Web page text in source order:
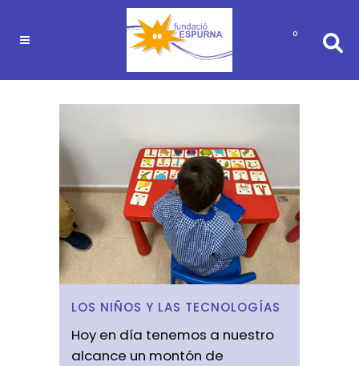
0
LOS NIÑOS Y LAS TECNOLOGÍAS
Hoy en día tenemos a nuestro
alcance un montón de